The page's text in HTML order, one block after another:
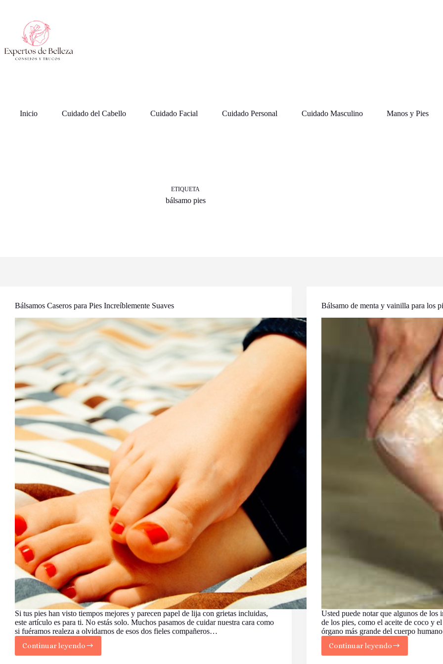
contenido
Inicio Cuidado del Cabello Cuidado Facial Cuidado Personal Cuidado Masculino Manos y Pies
ETIQUETA
bálsamo pies
Bálsamos Caseros para Pies Increíblemente Suaves
Si tus pies han visto tiempos mejores y parecen papel de lija con grietas incluidas,
este artículo es para ti. No estás solo. Muchos pasamos de cuidar nuestra cara como
si fuéramos realeza a olvidarnos de esos dos fieles compañeros…
Continuar leyendo
Bálsamos
Caseros
Bálsamo de menta y vainilla para los
Usted puede notar que algunos de los
de los pies, como el aceite de coco y
órgano más grande del cuerpo
Continuar leyendo
Bálsamo
de